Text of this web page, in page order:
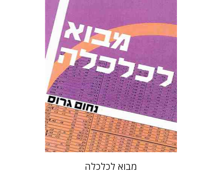
מבוא לכלכלה